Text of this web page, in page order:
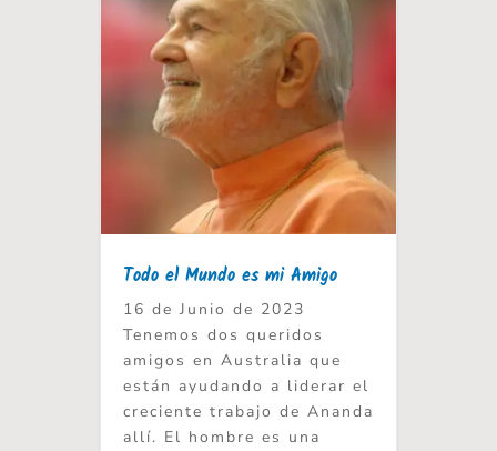
Todo el Mundo es mi Amigo
16 de Junio de 2023
Tenemos dos queridos
amigos en Australia que
están ayudando a liderar el
creciente trabajo de Ananda
allí. El hombre es una